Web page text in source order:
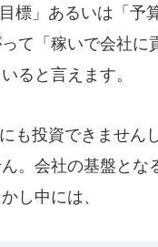
標」あるいは「予
て「稼いで会社に
ると言えます。
も投資できません
。会社の基盤とな
し中には、